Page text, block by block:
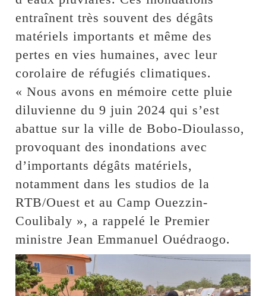
entraînent très souvent des dégâts
matériels importants et même des
pertes en vies humaines, avec leur
corolaire de réfugiés climatiques.
« Nous avons en mémoire cette pluie
diluvienne du 9 juin 2024 qui s’est
abattue sur la ville de Bobo-Dioulasso,
provoquant des inondations avec
d’importants dégâts matériels,
notamment dans les studios de la
RTB/Ouest et au Camp Ouezzin-
Coulibaly », a rappelé le Premier
ministre Jean Emmanuel Ouédraogo.